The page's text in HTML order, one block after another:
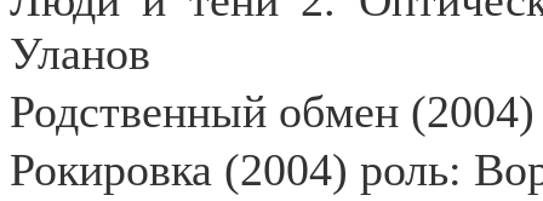
Уланов
Родственный обмен
Рокировка (2004) роль: